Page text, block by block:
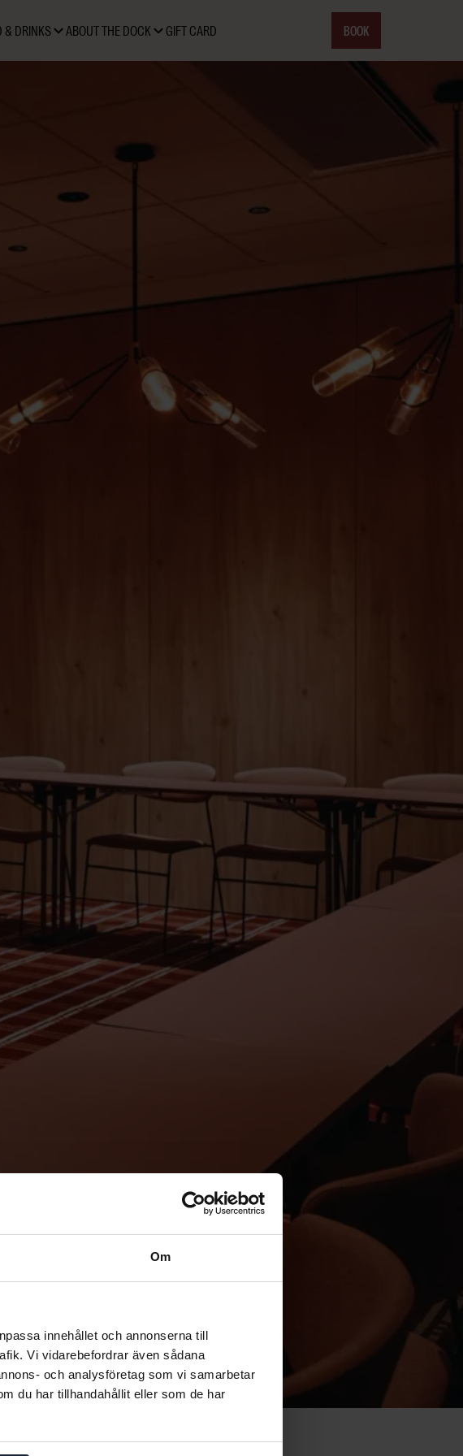
Om
innehållet och annonserna till
Vi vidarebefordrar även sådana
och analysföretag som vi samarbetar
du har tillhandahållit eller som de har
& DRINKS ABOUT THE DOCK GIFT CARD BOOK